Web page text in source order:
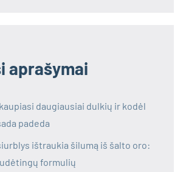
aprašymai
daugiausiai dulkių ir kodėl
padeda
ištraukia šilumą iš šalto oro:
formulių